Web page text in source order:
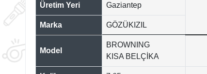
Üretim Yeri Gaziantep
Marka GÖZÜKIZIL
Model
BROWNING
KISA BELÇİKA